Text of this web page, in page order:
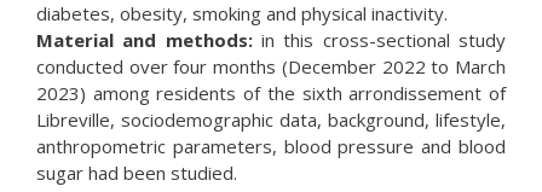
diabetes, obesity, smoking and physical inactivity.
Material and methods:in this cross-sectional study
conducted over four months (December 2022 to March
2023) among residents of the sixth arrondissement of
Libreville, sociodemographic data, background, lifestyle,
anthropometric parameters, blood pressure and blood
sugar had been studied.